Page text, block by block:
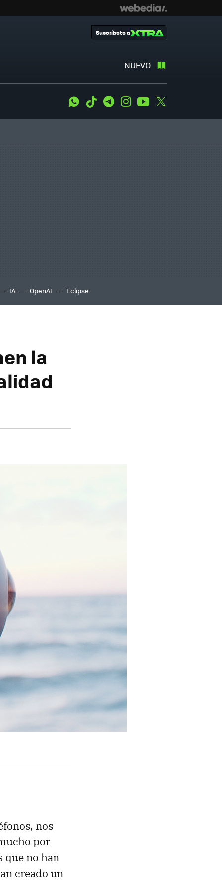
NUEVO
Suscríbete a
WhatsApp
Tiktok TelegramInstagramYoutube
IA OpenAI Eclipse
la
nos
por
que no han
creado un